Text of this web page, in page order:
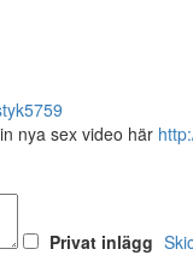
nya sex video här
Privat inlägg